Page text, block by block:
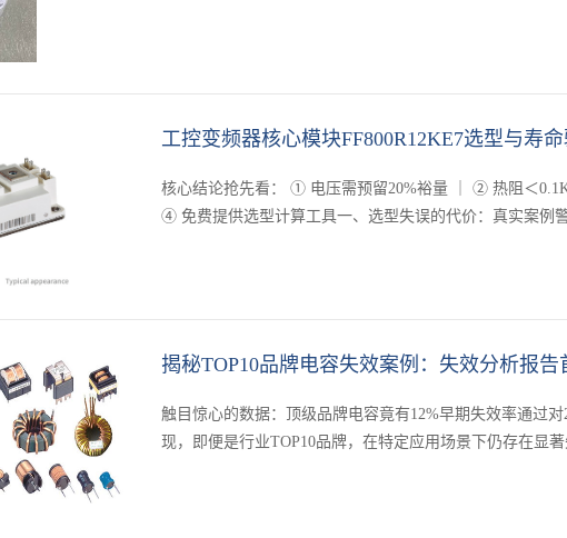
工控变频器核心模块FF800R12KE7选型与寿
核心结论抢先看： ① 电压需预留20%裕量 ｜ ② 热阻＜
④ 免费提供选型计算工具一、选型失误的代价：真实案例
揭秘TOP10品牌电容失效案例：失效分析报告
触目惊心的数据：顶级品牌电容竟有12%早期失效率通过
现，即便是行业TOP10品牌，在特定应用场景下仍存在显